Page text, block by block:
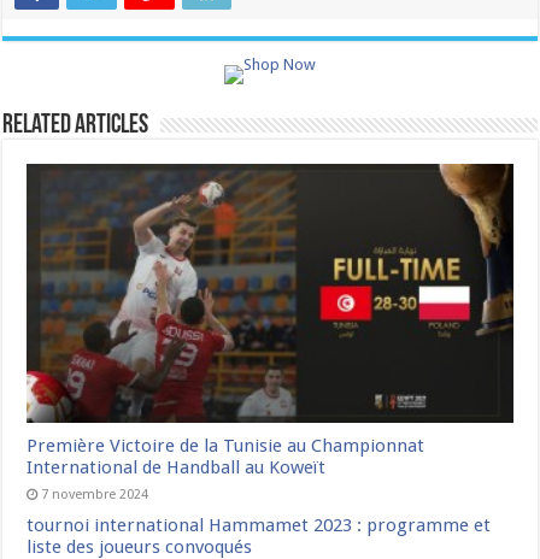
Related Articles
Première Victoire de la Tunisie au Championnat
International de Handball au Koweït
7 novembre 2024
tournoi international Hammamet 2023 : programme et
liste des joueurs convoqués